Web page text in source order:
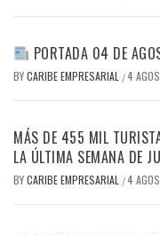
PORTADA 04 DE
BYCARIBE EMPRESARIAL /4
MÁS DE 455 MIL
LA ÚLTIMA SEMANA DE
BYCARIBE EMPRESARIAL /4